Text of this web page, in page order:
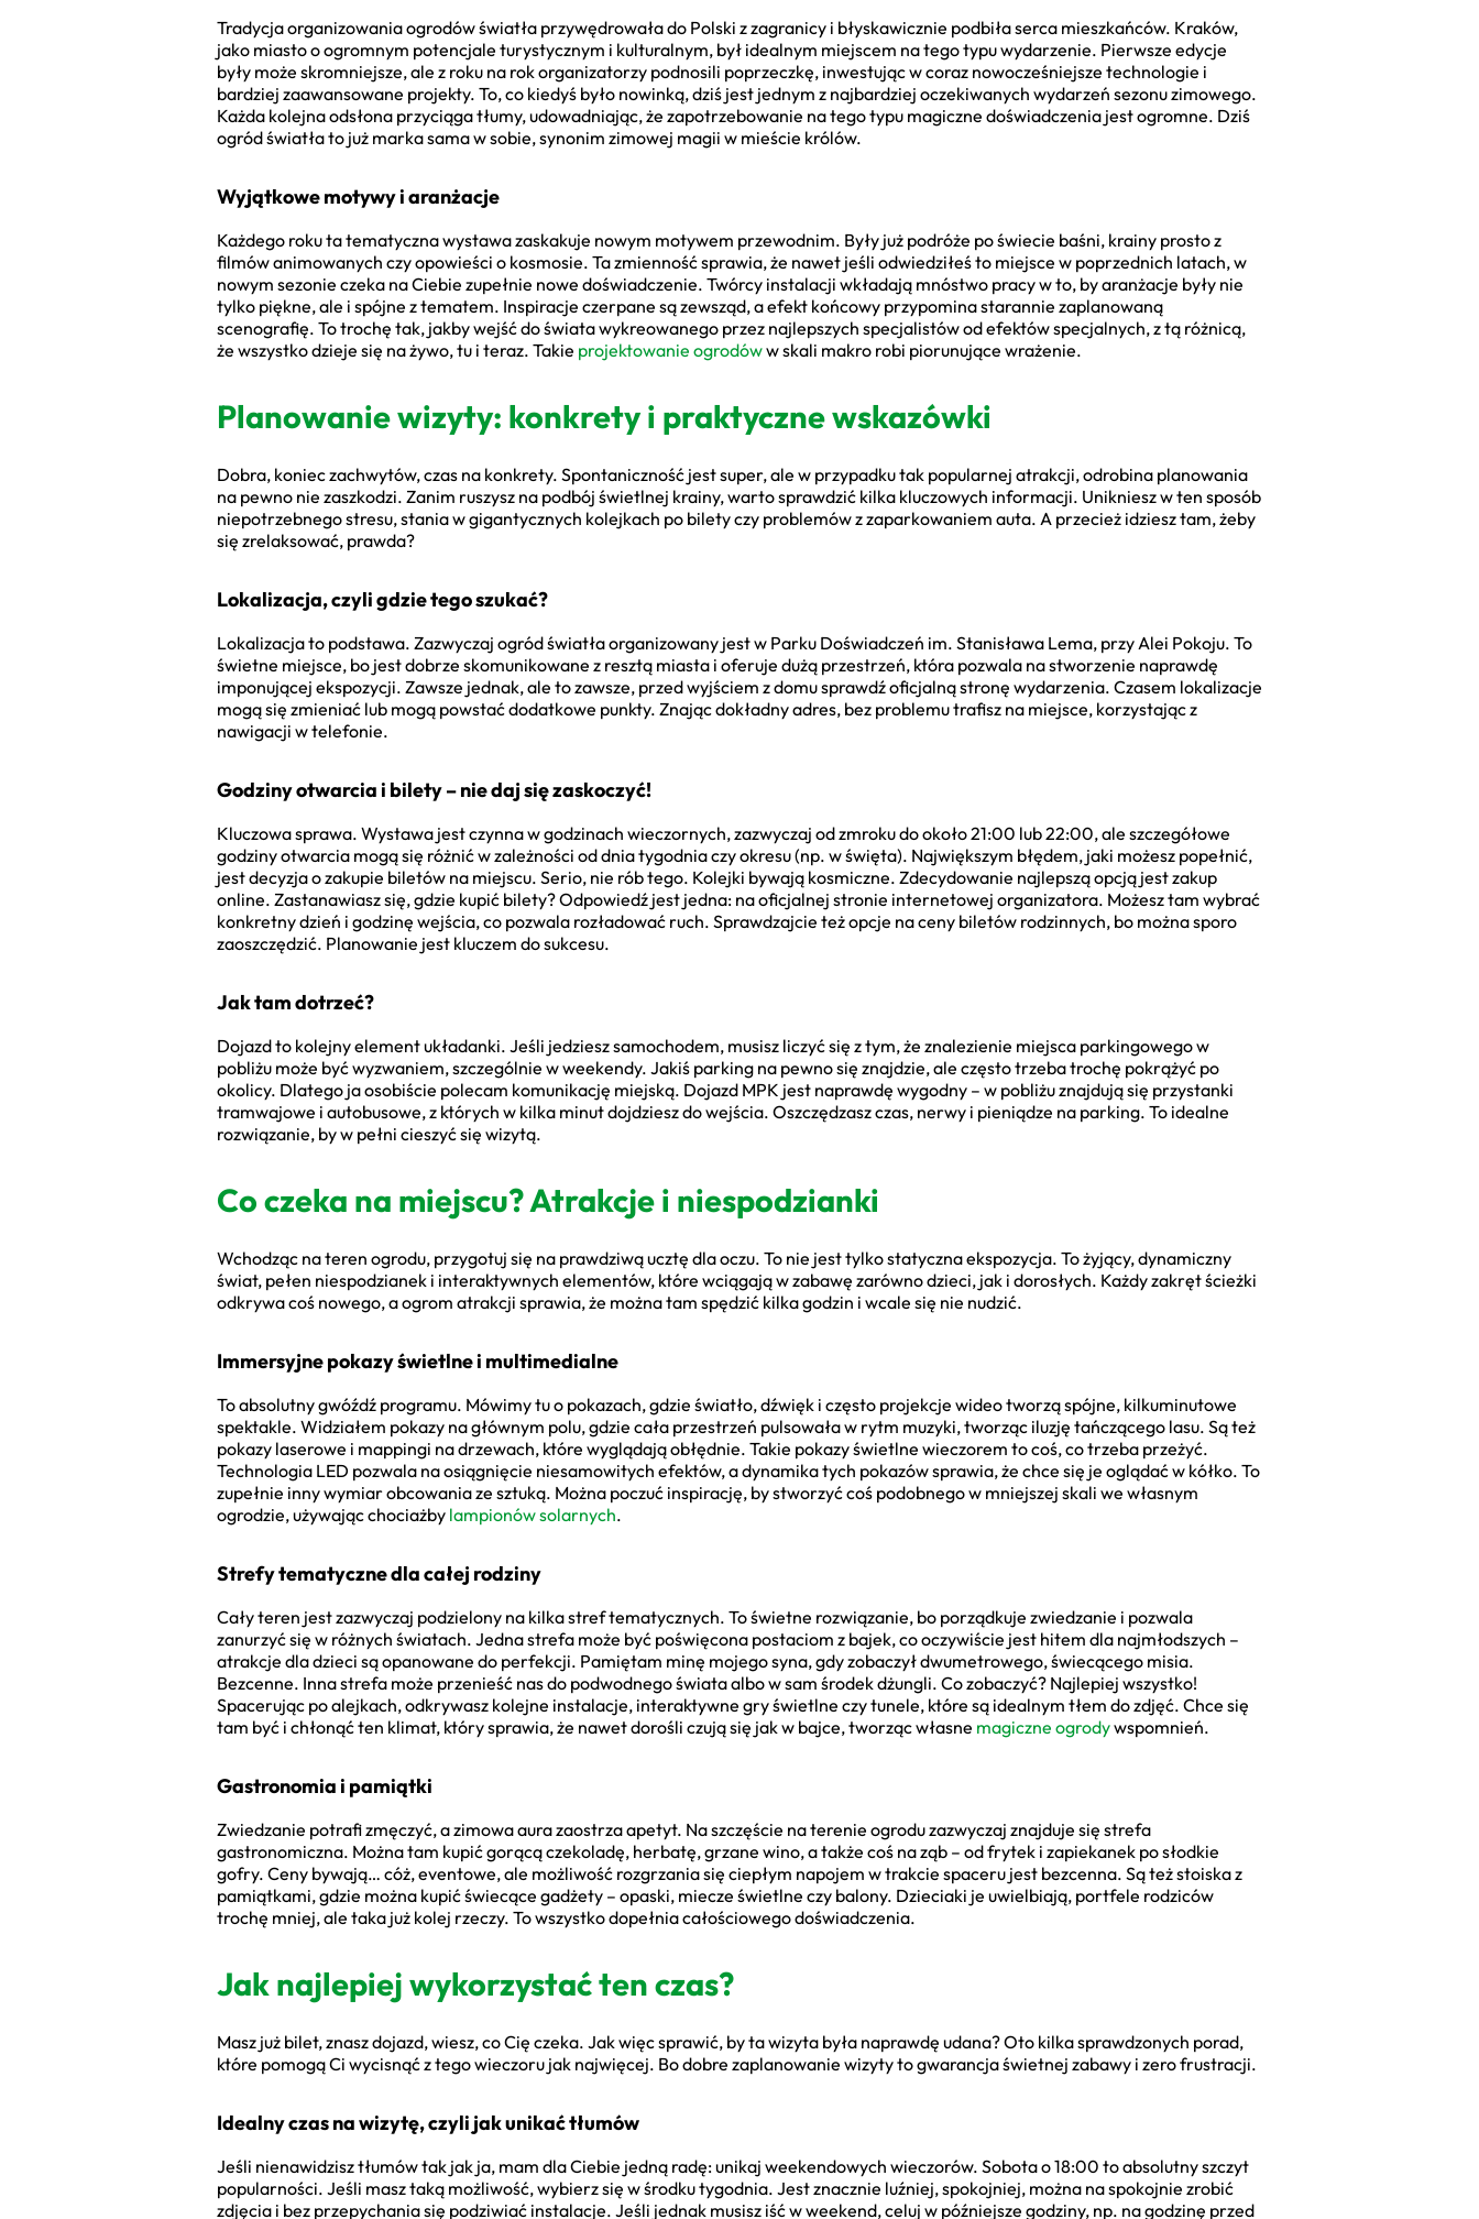
Tradycja organizowania ogrodów światła przywędrowała do Polski z zagranicy i błyskawicznie podbiła serca mieszkańców. Kraków,
jako miasto o ogromnym potencjale turystycznym i kulturalnym, był idealnym miejscem na tego typu wydarzenie. Pierwsze edycje
były może skromniejsze, ale z roku na rok organizatorzy podnosili poprzeczkę, inwestując w coraz nowocześniejsze technologie i
bardziej zaawansowane projekty. To, co kiedyś było nowinką, dziś jest jednym z najbardziej oczekiwanych wydarzeń sezonu zimowego.
Każda kolejna odsłona przyciąga tłumy, udowadniając, że zapotrzebowanie na tego typu magiczne doświadczenia jest ogromne. Dziś
ogród światła to już marka sama w sobie, synonim zimowej magii w mieście królów.
Wyjątkowe motywy i aranżacje
Każdego roku ta tematyczna wystawa zaskakuje nowym motywem przewodnim. Były już podróże po świecie baśni, krainy prosto z
filmów animowanych czy opowieści o kosmosie. Ta zmienność sprawia, że nawet jeśli odwiedziłeś to miejsce w poprzednich latach, w
nowym sezonie czeka na Ciebie zupełnie nowe doświadczenie. Twórcy instalacji wkładają mnóstwo pracy w to, by aranżacje były nie
tylko piękne, ale i spójne z tematem. Inspiracje czerpane są zewsząd, a efekt końcowy przypomina starannie zaplanowaną
scenografię. To trochę tak, jakby wejść do świata wykreowanego przez najlepszych specjalistów od efektów specjalnych, z tą różnicą,
że wszystko dzieje się na żywo, tu i teraz. Takie projektowanie ogrodóww skali makro robi piorunujące wrażenie.
Planowanie wizyty: konkrety i praktyczne wskazówki
Dobra, koniec zachwytów, czas na konkrety. Spontaniczność jest super, ale w przypadku tak popularnej atrakcji, odrobina planowania
na pewno nie zaszkodzi. Zanim ruszysz na podbój świetlnej krainy, warto sprawdzić kilka kluczowych informacji. Unikniesz w ten sposób
niepotrzebnego stresu, stania w gigantycznych kolejkach po bilety czy problemów z zaparkowaniem auta. A przecież idziesz tam, żeby
się zrelaksować, prawda?
Lokalizacja, czyli gdzie tego szukać?
Lokalizacja to podstawa. Zazwyczaj ogród światła organizowany jest w Parku Doświadczeń im. Stanisława Lema, przy Alei Pokoju. To
świetne miejsce, bo jest dobrze skomunikowane z resztą miasta i oferuje dużą przestrzeń, która pozwala na stworzenie naprawdę
imponującej ekspozycji. Zawsze jednak, ale to zawsze, przed wyjściem z domu sprawdź oficjalną stronę wydarzenia. Czasem lokalizacje
mogą się zmieniać lub mogą powstać dodatkowe punkty. Znając dokładny adres, bez problemu trafisz na miejsce, korzystając z
nawigacji w telefonie.
Godziny otwarcia i bilety – nie daj się zaskoczyć!
Kluczowa sprawa. Wystawa jest czynna w godzinach wieczornych, zazwyczaj od zmroku do około 21:00 lub 22:00, ale szczegółowe
godziny otwarcia mogą się różnić w zależności od dnia tygodnia czy okresu (np. w święta). Największym błędem, jaki możesz popełnić,
jest decyzja o zakupie biletów na miejscu. Serio, nie rób tego. Kolejki bywają kosmiczne. Zdecydowanie najlepszą opcją jest zakup
online. Zastanawiasz się, gdzie kupić bilety? Odpowiedź jest jedna: na oficjalnej stronie internetowej organizatora. Możesz tam wybrać
konkretny dzień i godzinę wejścia, co pozwala rozładować ruch. Sprawdzajcie też opcje na ceny biletów rodzinnych, bo można sporo
zaoszczędzić. Planowanie jest kluczem do sukcesu.
Jak tam dotrzeć?
Dojazd to kolejny element układanki. Jeśli jedziesz samochodem, musisz liczyć się z tym, że znalezienie miejsca parkingowego w
pobliżu może być wyzwaniem, szczególnie w weekendy. Jakiś parking na pewno się znajdzie, ale często trzeba trochę pokrążyć po
okolicy. Dlatego ja osobiście polecam komunikację miejską. Dojazd MPK jest naprawdę wygodny – w pobliżu znajdują się przystanki
tramwajowe i autobusowe, z których w kilka minut dojdziesz do wejścia. Oszczędzasz czas, nerwy i pieniądze na parking. To idealne
rozwiązanie, by w pełni cieszyć się wizytą.
Co czeka na miejscu? Atrakcje i niespodzianki
Wchodząc na teren ogrodu, przygotuj się na prawdziwą ucztę dla oczu. To nie jest tylko statyczna ekspozycja. To żyjący, dynamiczny
świat, pełen niespodzianek i interaktywnych elementów, które wciągają w zabawę zarówno dzieci, jak i dorosłych. Każdy zakręt ścieżki
odkrywa coś nowego, a ogrom atrakcji sprawia, że można tam spędzić kilka godzin i wcale się nie nudzić.
Immersyjne pokazy świetlne i multimedialne
To absolutny gwóźdź programu. Mówimy tu o pokazach, gdzie światło, dźwięk i często projekcje wideo tworzą spójne, kilkuminutowe
spektakle. Widziałem pokazy na głównym polu, gdzie cała przestrzeń pulsowała w rytm muzyki, tworząc iluzję tańczącego lasu. Są też
pokazy laserowe i mappingi na drzewach, które wyglądają obłędnie. Takie pokazy świetlne wieczorem to coś, co trzeba przeżyć.
Technologia LED pozwala na osiągnięcie niesamowitych efektów, a dynamika tych pokazów sprawia, że chce się je oglądać w kółko. To
zupełnie inny wymiar obcowania ze sztuką. Można poczuć inspirację, by stworzyć coś podobnego w mniejszej skali we własnym
ogrodzie, używając chociażby lampionów solarnych.
Strefy tematyczne dla całej rodziny
Cały teren jest zazwyczaj podzielony na kilka stref tematycznych. To świetne rozwiązanie, bo porządkuje zwiedzanie i pozwala
zanurzyć się w różnych światach. Jedna strefa może być poświęcona postaciom z bajek, co oczywiście jest hitem dla najmłodszych –
atrakcje dla dzieci są opanowane do perfekcji. Pamiętam minę mojego syna, gdy zobaczył dwumetrowego, świecącego misia.
Bezcenne. Inna strefa może przenieść nas do podwodnego świata albo w sam środek dżungli. Co zobaczyć? Najlepiej wszystko!
Spacerując po alejkach, odkrywasz kolejne instalacje, interaktywne gry świetlne czy tunele, które są idealnym tłem do zdjęć. Chce się
tam być i chłonąć ten klimat, który sprawia, że nawet dorośli czują się jak w bajce, tworząc własne magiczne ogrodywspomnień.
Gastronomia i pamiątki
Zwiedzanie potrafi zmęczyć, a zimowa aura zaostrza apetyt. Na szczęście na terenie ogrodu zazwyczaj znajduje się strefa
gastronomiczna. Można tam kupić gorącą czekoladę, herbatę, grzane wino, a także coś na ząb – od frytek i zapiekanek po słodkie
gofry. Ceny bywają… cóż, eventowe, ale możliwość rozgrzania się ciepłym napojem w trakcie spaceru jest bezcenna. Są też stoiska z
pamiątkami, gdzie można kupić świecące gadżety – opaski, miecze świetlne czy balony. Dzieciaki je uwielbiają, portfele rodziców
trochę mniej, ale taka już kolej rzeczy. To wszystko dopełnia całościowego doświadczenia.
Jak najlepiej wykorzystać ten czas?
Masz już bilet, znasz dojazd, wiesz, co Cię czeka. Jak więc sprawić, by ta wizyta była naprawdę udana? Oto kilka sprawdzonych porad,
które pomogą Ci wycisnąć z tego wieczoru jak najwięcej. Bo dobre zaplanowanie wizyty to gwarancja świetnej zabawy i zero frustracji.
Idealny czas na wizytę, czyli jak unikać tłumów
Jeśli nienawidzisz tłumów tak jak ja, mam dla Ciebie jedną radę: unikaj weekendowych wieczorów. Sobota o 18:00 to absolutny szczyt
popularności. Jeśli masz taką możliwość, wybierz się w środku tygodnia. Jest znacznie luźniej, spokojniej, można na spokojnie zrobić
zdjęcia i bez przepychania się podziwiać instalacje. Jeśli jednak musisz iść w weekend, celuj w późniejsze godziny, np. na godzinę przed